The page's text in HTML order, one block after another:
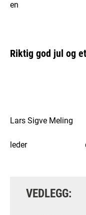
en
Riktig god jul og
Lars Sigve
leder
VEDLEGG: